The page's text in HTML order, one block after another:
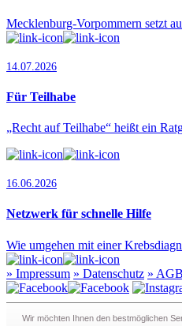
Mecklenburg-Vorpommern setzt
14.07.2026
Für Teilhabe
„Recht auf Teilhabe“ heißt ein
16.06.2026
Netzwerk für schnelle Hilfe
Wie umgehen mit einer
» Impressum » Datenschutz » AGB
Redaktion · Graf-Schack-Alle 8 ·
Wir möchten Ihnen den bestmöglichen